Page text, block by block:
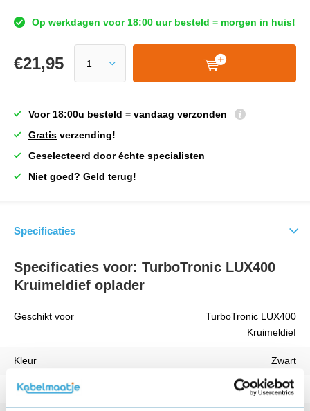
Op werkdagen voor 18:00 uur besteld = morgen in huis!
€21,95
Voor 18:00u besteld = vandaag verzonden
Gratis verzending!
Geselecteerd door échte specialisten
Niet goed? Geld terug!
Specificaties
Specificaties voor: TurboTronic LUX400
Kruimeldief oplader
Geschikt voor
TurboTronic LUX400
Kruimeldief
Kleur Zwart
Vermogen 9 W